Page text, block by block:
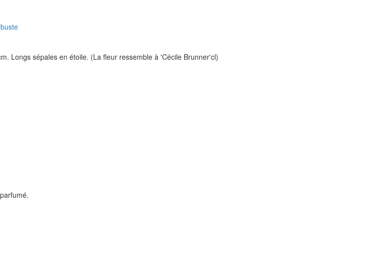
Longs sépales en étoile. (La fleur ressemble à 'Cécile Brunner'cl)